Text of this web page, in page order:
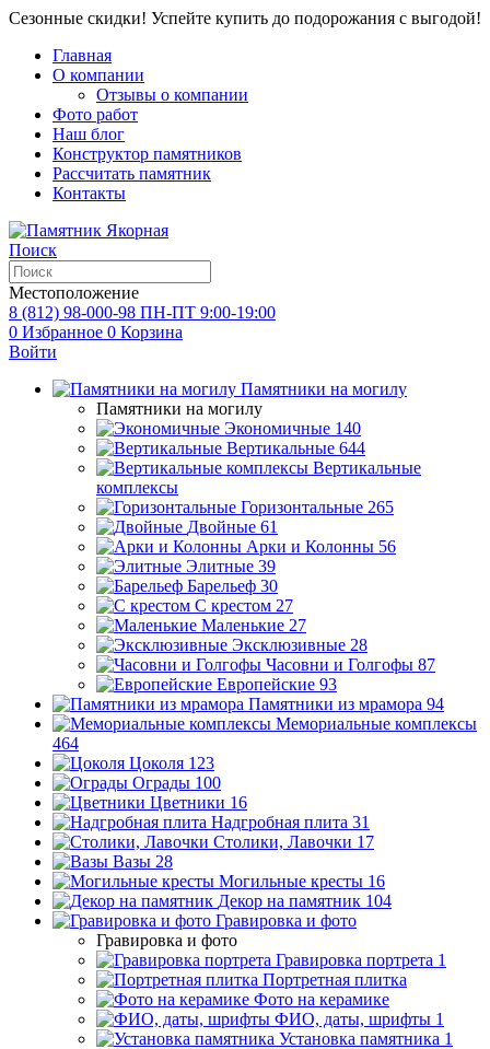
Сезонные скидки! Успейте купить до подорожания с выгодой!
Главная
О компании
Отзывы о компании
Фото работ
Наш блог
Конструктор памятников
Рассчитать памятник
Контакты
Поиск
Местоположение
8 (812) 98-000-98 ПН-ПТ 9:00-19:00
0 Избранное 0 Корзина
Войти
Памятники на могилу
Памятники на могилу
Экономичные 140
Вертикальные 644
Вертикальные
комплексы
Горизонтальные 265
Двойные 61
Арки и Колонны 56
Элитные 39
Барельеф 30
С крестом 27
Маленькие 27
Эксклюзивные 28
Часовни и Голгофы 87
Европейские 93
Памятники из мрамора 94
Мемориальные комплексы
464
Цоколя 123
Ограды 100
Цветники 16
Надгробная плита 31
Столики, Лавочки 17
Вазы 28
Могильные кресты 16
Декор на памятник 104
Гравировка и фото
Гравировка и фото
Гравировка портрета 1
Портретная плитка
Фото на керамике
ФИО, даты, шрифты 1
Установка памятника 1